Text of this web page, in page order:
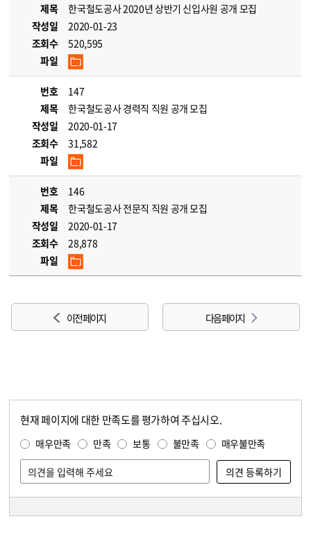
제목
한국철도공사 2020년 상반기 신입사원 공개 모집
작성일
2020-01-23
조회수
520,595
파일
번호
147
제목
한국철도공사 경력직 직원 공개 모집
작성일
2020-01-17
조회수
31,582
파일
번호
146
제목
한국철도공사 전문직 직원 공개 모집
작성일
2020-01-17
조회수
28,878
파일
이전 페이지 다음 페이지
현재 페이지에 대한 만족도를 평가하여 주십시오.
매우만족 만족 보통 불만족 매우불만족